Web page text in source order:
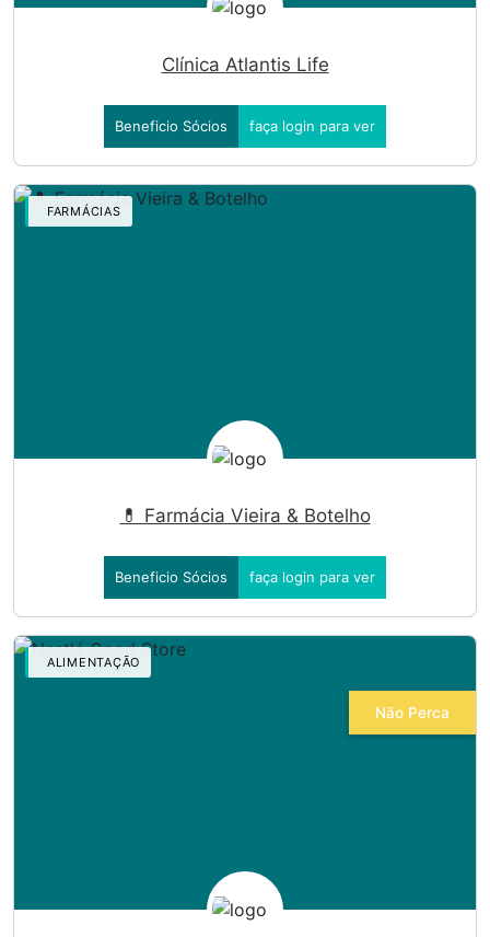
Clínica Atlantis Life
Beneficio Sócios faça login para ver
FARMÁCIAS
💊 Farmácia Vieira & Botelho
Beneficio Sócios faça login para ver
Não Perca
ALIMENTAÇÃO